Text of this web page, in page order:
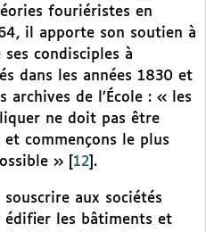
fouriéristes en
il apporte son soutien à
condisciples à
dans les années 1830 et
archives de l’École : « les
ne doit pas être
et commençons le plus
»
12 .
aux sociétés
édifier les bâtiments et